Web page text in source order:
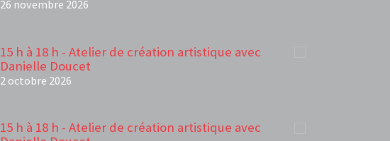
26 novembre 2026
15 h à 18 h - Atelier de création artistique avec
Danielle Doucet
2 octobre 2026
15 h à 18 h - Atelier de création artistique avec